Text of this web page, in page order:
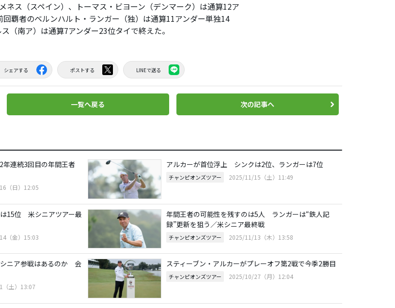
ネス（スペイン）、トーマス・ビヨーン（デンマーク）は通算12ア
回覇者のベルンハルト・ランガー（独）は通算11アンダー単独14
（南ア）は通算7アンダー23位タイで終えた。
シェアする ポストする LINEで送る
一覧へ戻る 次の記事へ
連続3回目の年間王者
（日）12:05
アルカーが首位浮上 シンクは2位、ランガーは7位
チャンピオンズツアー 2025/11/15（土）11:49
15位 米シニアツアー最
（金）15:03
年間王者の可能性を残すのは5人 ランガーは“鉄人記
録”更新を狙う／米シニア最終戦
チャンピオンズツアー 2025/11/13（木）13:58
ニア参戦はあるのか 会
（土）13:07
スティーブン・アルカーがプレーオフ第2戦で今季2勝目
チャンピオンズツアー 2025/10/27（月）12:04